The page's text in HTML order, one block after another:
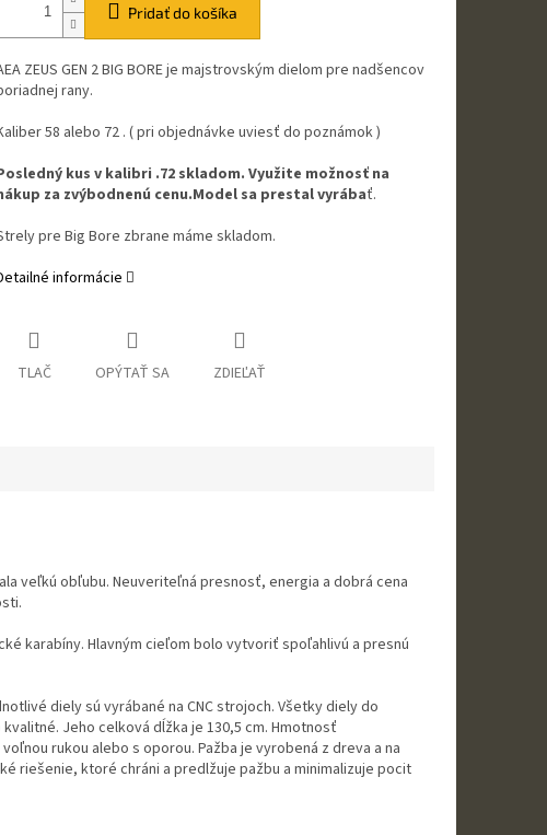
Pridať do košíka
ZEUS GEN 2 BIG BORE je majstrovským dielom pre nadšencov
rany.
58 alebo 72 . ( pri objednávke uviesť do poznámok )
kus v kalibri .72 skladom. Využite možnosť na
za zvýbodnenú cenu.Model sa prestal vyrábať.
pre Big Bore zbrane máme skladom.
informácie
TLAČ OPÝTAŤ SA ZDIEĽAŤ
veľkú obľubu. Neuveriteľná presnosť, energia a dobrá cena
karabíny. Hlavným cieľom bolo vytvoriť spoľahlivú a presnú
diely sú vyrábané na CNC strojoch. Všetky diely do
Jeho celková dĺžka je 130,5 cm. Hmotnosť
rukou alebo s oporou. Pažba je vyrobená z dreva a na
riešenie, ktoré chráni a predlžuje pažbu a minimalizuje pocit